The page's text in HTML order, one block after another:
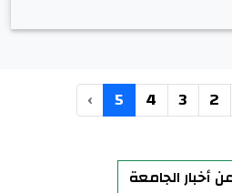
2
3
4
5
›
أخبار الجامعة